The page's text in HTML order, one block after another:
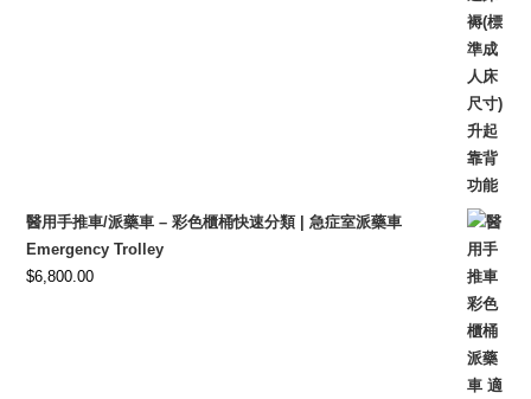
醫用手推車/派藥車 – 彩色櫃桶快速分類 | 急症室派藥車
Emergency Trolley
$6,800.00